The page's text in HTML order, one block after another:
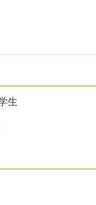
生